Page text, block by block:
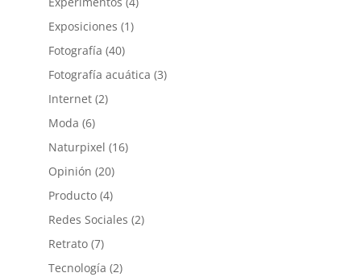
Exposiciones (1)
Fotografía (40)
Fotografía acuática (3)
Internet(2)
Moda (6)
Naturpixel (16)
Opinión (20)
Producto(4)
Redes Sociales (2)
Retrato(7)
Tecnología (2)